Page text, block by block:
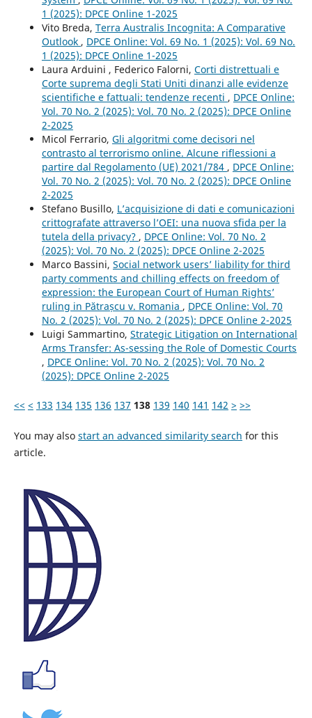
1 (2025): DPCE Online 1-2025
Vito Breda, Terra Australis Incognita: A Comparative
Outlook , DPCE Online: Vol. 69 No. 1 (2025): Vol. 69 No.
1 (2025): DPCE Online 1-2025
Laura Arduini , Federico Falorni, Corti distrettuali e
Corte suprema degli Stati Uniti dinanzi alle evidenze
scientifiche e fattuali: tendenze recenti , DPCE Online:
Vol. 70 No. 2 (2025): Vol. 70 No. 2 (2025): DPCE Online
2-2025
Micol Ferrario, Gli algoritmi come decisori nel
contrasto al terrorismo online. Alcune riflessioni a
partire dal Regolamento (UE) 2021/784 , DPCE Online:
Vol. 70 No. 2 (2025): Vol. 70 No. 2 (2025): DPCE Online
2-2025
Stefano Busillo, L’acquisizione di dati e comunicazioni
crittografate attraverso l’OEI: una nuova sfida per la
tutela della privacy? , DPCE Online: Vol. 70 No. 2
(2025): Vol. 70 No. 2 (2025): DPCE Online 2-2025
Marco Bassini, Social network users’ liability for third
party comments and chilling effects on freedom of
expression: the European Court of Human Rights’
ruling in Pătrașcu v. Romania , DPCE Online: Vol. 70
No. 2 (2025): Vol. 70 No. 2 (2025): DPCE Online 2-2025
Luigi Sammartino, Strategic Litigation on International
Arms Transfer: As-sessing the Role of Domestic Courts
, DPCE Online: Vol. 70 No. 2 (2025): Vol. 70 No. 2
(2025): DPCE Online 2-2025
<< < 133 134 135 136 137 138 139 140 141 142 > >>
You may also start an advanced similarity search for this
article.